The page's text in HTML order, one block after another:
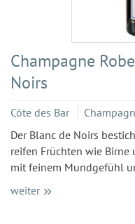
Champagne
Noirs
Côte des Bar
Der Blanc de Noirs
reifen Früchten wie Birne
mit feinem Mundgefühl
weiter